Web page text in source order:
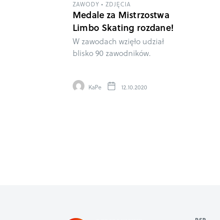
ZAWODY • ZDJĘCIA
Medale za Mistrzostwa
Limbo Skating rozdane!
W zawodach wzięło udział
blisko 90 zawodników.
KaPe 12.10.2020